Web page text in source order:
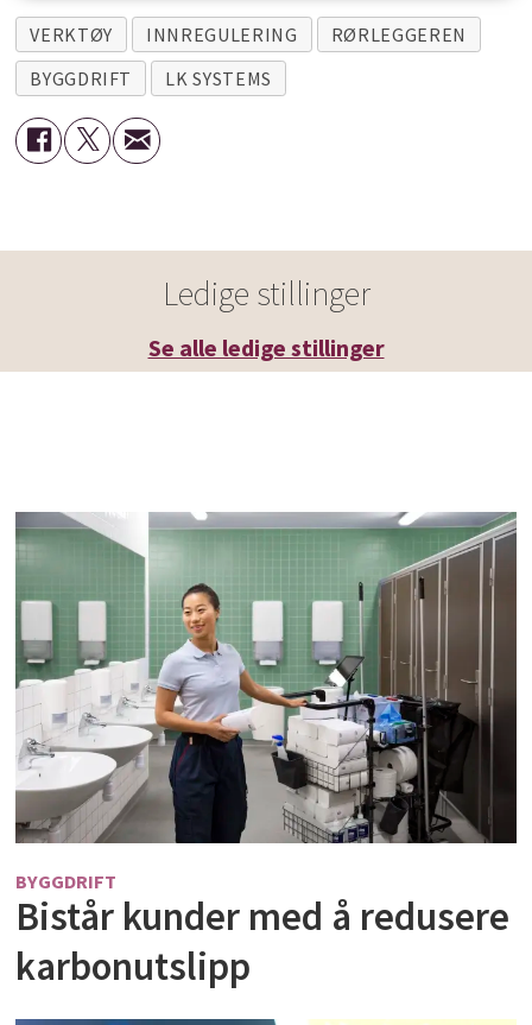
VERKTØY INNREGULERING
RØRLEGGEREN
BYGGDRIFT
LK SYSTEMS
Ledige stillinger
Se alle ledige stillinger
BYGGDRIFT
Bistår kunder med å redusere
karbonutslipp